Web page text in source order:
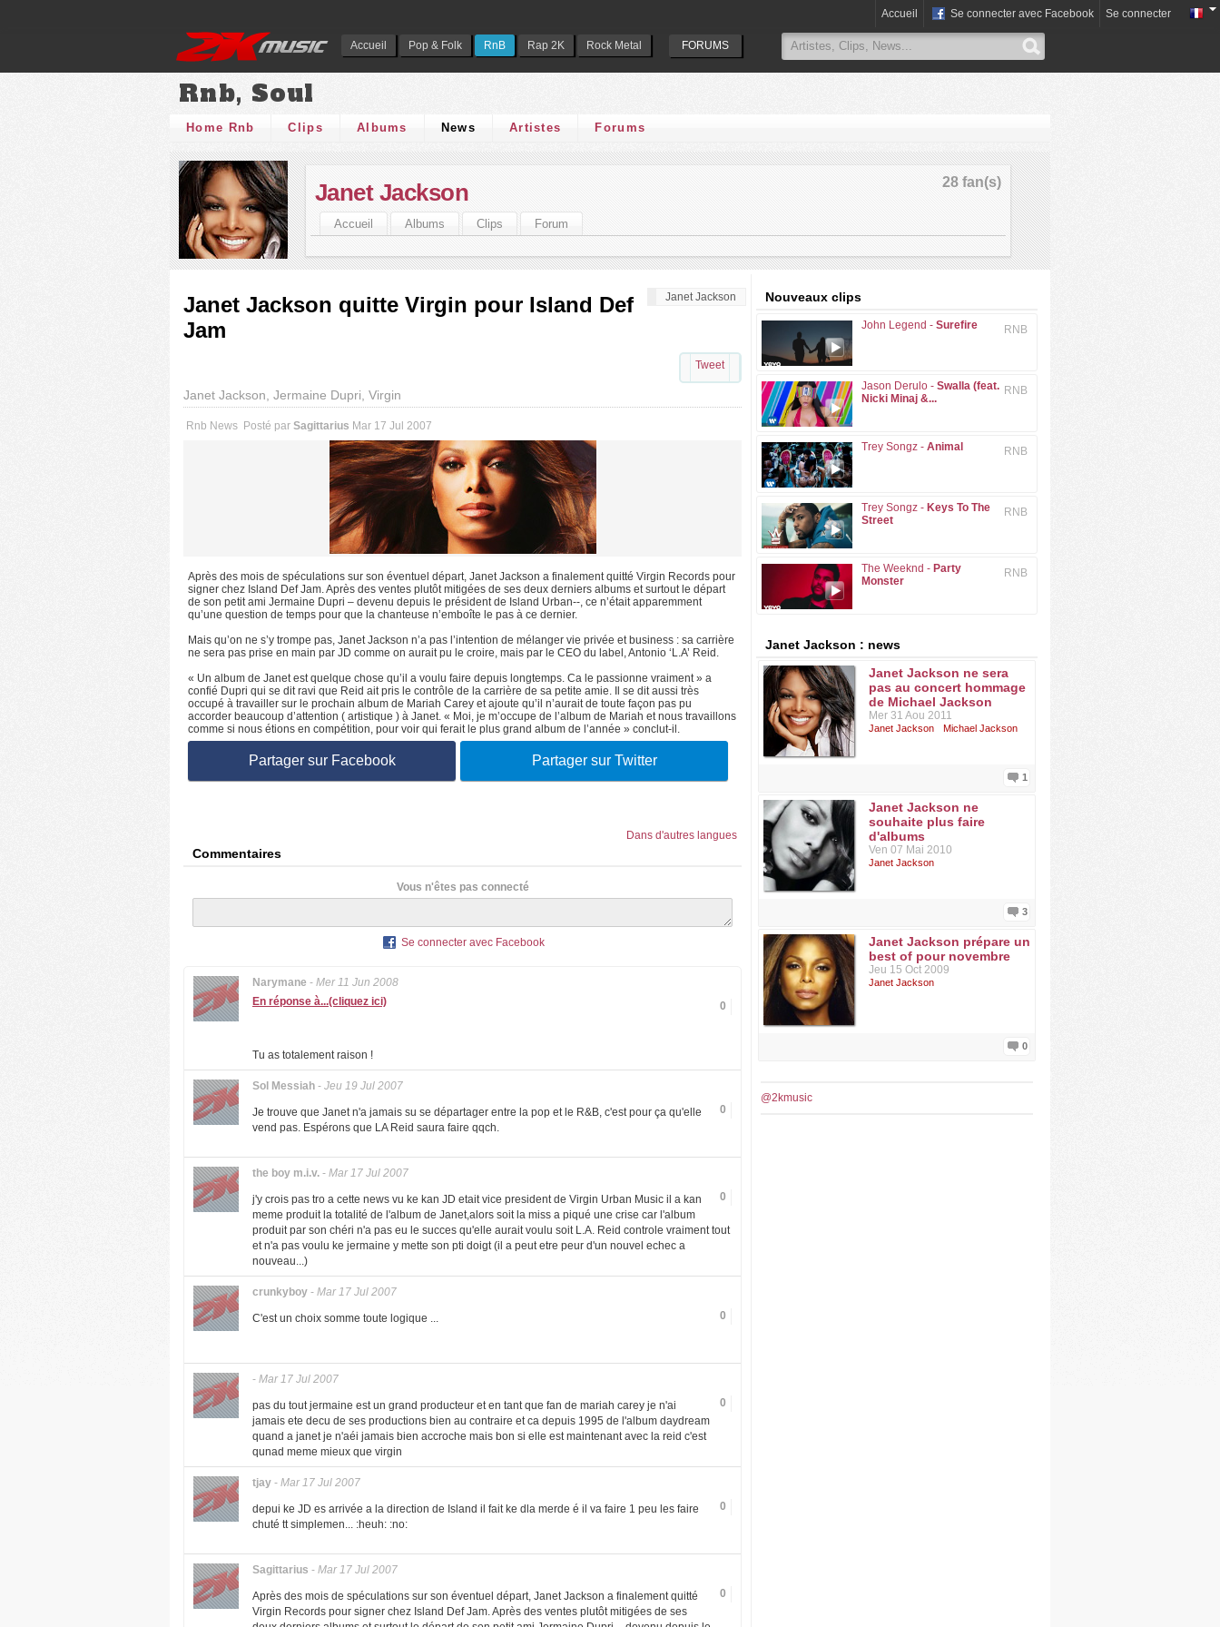
Accueil Pop & Folk RnB Rap 2K Rock Metal FORUMS
Accueil Se connecter avec Facebook Se connecter
Rnb, Soul
Home Rnb Clips Albums News Artistes Forums
28 fan(s)
Janet Jackson
Accueil Albums Clips Forum
Janet Jackson
Janet Jackson quitte Virgin pour Island Def
Jam
Tweet
Janet Jackson, Jermaine Dupri, Virgin
Rnb News Posté par Sagittarius Mar 17 Jul 2007
Après des mois de spéculations sur son éventuel départ, Janet Jackson a finalement quitté Virgin Records pour
signer chez Island Def Jam. Après des ventes plutôt mitigées de ses deux derniers albums et surtout le départ
de son petit ami Jermaine Dupri – devenu depuis le président de Island Urban--, ce n’était apparemment
qu’une question de temps pour que la chanteuse n’emboîte le pas à ce dernier.
Mais qu’on ne s’y trompe pas, Janet Jackson n’a pas l’intention de mélanger vie privée et business : sa carrière
ne sera pas prise en main par JD comme on aurait pu le croire, mais par le CEO du label, Antonio ‘L.A’ Reid.
« Un album de Janet est quelque chose qu’il a voulu faire depuis longtemps. Ca le passionne vraiment » a
confié Dupri qui se dit ravi que Reid ait pris le contrôle de la carrière de sa petite amie. Il se dit aussi très
occupé à travailler sur le prochain album de Mariah Carey et ajoute qu’il n’aurait de toute façon pas pu
accorder beaucoup d’attention ( artistique ) à Janet. « Moi, je m’occupe de l’album de Mariah et nous travaillons
comme si nous étions en compétition, pour voir qui ferait le plus grand album de l’année » conclut-il.
Partager sur Facebook Partager sur Twitter
Dans d'autres langues
Commentaires
Vous n'êtes pas connecté
Se connecter avec Facebook
Narymane - Mer 11 Jun 2008
0
En réponse à...(cliquez ici)
Tu as totalement raison !
Sol Messiah - Jeu 19 Jul 2007
0
Je trouve que Janet n'a jamais su se départager entre la pop et le R&B, c'est pour ça qu'elle
vend pas. Espérons que LA Reid saura faire qqch.
the boy m.i.v. - Mar 17 Jul 2007
0
j'y crois pas tro a cette news vu ke kan JD etait vice president de Virgin Urban Music il a kan
meme produit la totalité de l'album de Janet,alors soit la miss a piqué une crise car l'album
produit par son chéri n'a pas eu le succes qu'elle aurait voulu soit L.A. Reid controle vraiment tout
et n'a pas voulu ke jermaine y mette son pti doigt (il a peut etre peur d'un nouvel echec a
nouveau...)
crunkyboy - Mar 17 Jul 2007
0
C'est un choix somme toute logique ...
- Mar 17 Jul 2007
0
pas du tout jermaine est un grand producteur et en tant que fan de mariah carey je n'ai
jamais ete decu de ses productions bien au contraire et ca depuis 1995 de l'album daydream
quand a janet je n'aéi jamais bien accroche mais bon si elle est maintenant avec la reid c'est
qunad meme mieux que virgin
tjay - Mar 17 Jul 2007
0
depui ke JD es arrivée a la direction de Island il fait ke dla merde é il va faire 1 peu les faire
chuté tt simplemen... :heuh: :no:
Sagittarius - Mar 17 Jul 2007
0
Après des mois de spéculations sur son éventuel départ, Janet Jackson a finalement quitté
Virgin Records pour signer chez Island Def Jam. Après des ventes plutôt mitigées de ses
Nouveaux clips
RNB
John Legend - Surefire
RNB
Jason Derulo - Swalla (feat.
Nicki Minaj &...
RNB
Trey Songz - Animal
RNB
Trey Songz - Keys To The
Street
RNB
The Weeknd - Party
Monster
Janet Jackson : news
Janet Jackson ne sera
pas au concert hommage
de Michael Jackson
Mer 31 Aou 2011
Janet Jackson Michael Jackson
1
Janet Jackson ne
souhaite plus faire
d'albums
Ven 07 Mai 2010
Janet Jackson
3
Janet Jackson prépare un
best of pour novembre
Jeu 15 Oct 2009
Janet Jackson
0
@2kmusic